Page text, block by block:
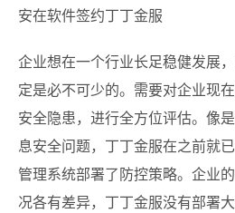
安在软件签约丁丁金服
企业想在一个行业长足稳健发展
定是必不可少的。需要对企业现
安全隐患，进行全方位评估。像
息安全问题，丁丁金服在之前就
管理系统部署了防控策略。企业
况各有差异，丁丁金服没有部署